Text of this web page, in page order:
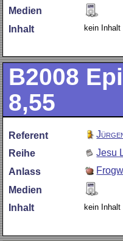
Medien
Inhalt
kein Inhalt
B2008
8,55
Referent
Reihe
Jesu
Anlass
Medien
Inhalt
kein Inhalt